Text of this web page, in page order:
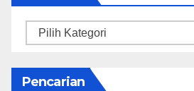
Kategori
Pencarian